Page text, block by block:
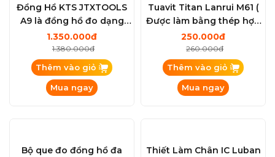
Đồng Hồ KTS JTXTOOLS
A9 là đồng hồ đo dạng
sóng đa năng (Waveform
Multi-function Meter)
1.350.000đ
1.380.000đ
Thêm vào giỏ
Mua ngay
Tuavit Titan Lanrui M61 (
Được làm bằng thép hợp
kim S2 )
250.000đ
260.000đ
Thêm vào giỏ
Mua ngay
Bộ que đo đồng hồ đa
Thiết Làm Chân IC Luban